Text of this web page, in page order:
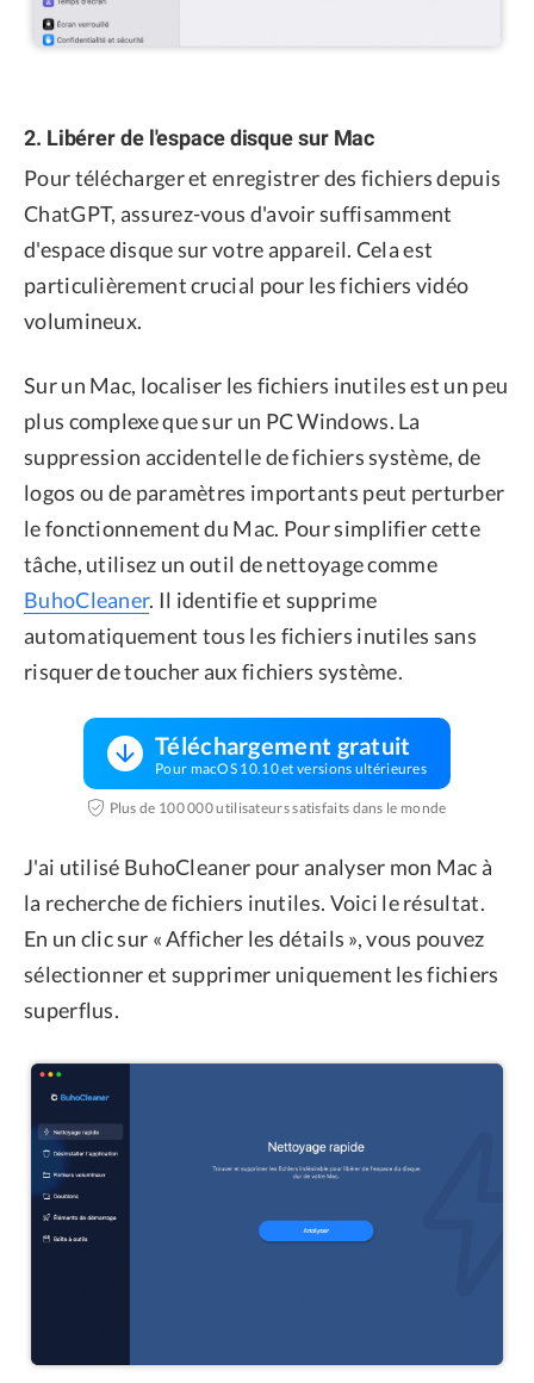
2. Libérer de l'espace disque sur Mac
Pour télécharger et enregistrer des fichiers depuis
ChatGPT, assurez-vous d'avoir suffisamment
d'espace disque sur votre appareil. Cela est
particulièrement crucial pour les fichiers vidéo
volumineux.
Sur un Mac, localiser les fichiers inutiles est un peu
plus complexe que sur un PC Windows. La
suppression accidentelle de fichiers système, de
logos ou de paramètres importants peut perturber
le fonctionnement du Mac. Pour simplifier cette
tâche, utilisez un outil de nettoyage comme
BuhoCleaner. Il identifie et supprime
automatiquement tous les fichiers inutiles sans
risquer de toucher aux fichiers système.
Téléchargement gratuit
Pour macOS 10.10 et versions ultérieures
Plus de 100 000 utilisateurs satisfaits dans le monde
J'ai utilisé BuhoCleaner pour analyser mon Mac à
la recherche de fichiers inutiles. Voici le résultat.
En un clic sur « Afficher les détails », vous pouvez
sélectionner et supprimer uniquement les fichiers
superflus.